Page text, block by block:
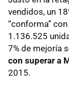
vendidos, un
“conforma”
1.136.525
7% de mejoría
con superar a
2015.